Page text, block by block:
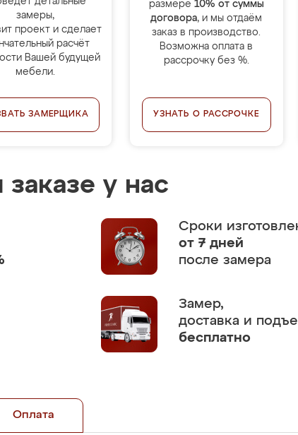
замеры,
проект и сделает
расчёт
Вашей будущей
мебели.
ЗАМЕРЩИКА
размере 10% от суммы
договора, и мы отдаём
заказ в производство.
Возможна оплата в
рассрочку без %.
УЗНАТЬ О РАССРОЧКЕ
у нас
Сроки
от 7 дней
после замера
Замер,
доставка и
бесплатно
Оплата